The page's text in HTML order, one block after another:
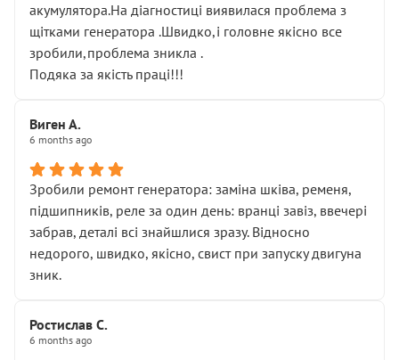
акумулятора.На діагностиці виявилася проблема з
щітками генератора .Швидко,і головне якісно все
зробили,проблема зникла .
Подяка за якість праці!!!
Виген А.
6 months ago
Зробили ремонт генератора: заміна шківа, ременя,
підшипників, реле за один день: вранці завіз, ввечері
забрав, деталі всі знайшлися зразу. Відносно
недорого, швидко, якісно, свист при запуску двигуна
зник.
Ростислав С.
6 months ago